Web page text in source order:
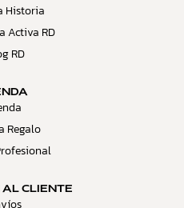
Historia
Activa RD
RD
Regalo
AL CLIENTE